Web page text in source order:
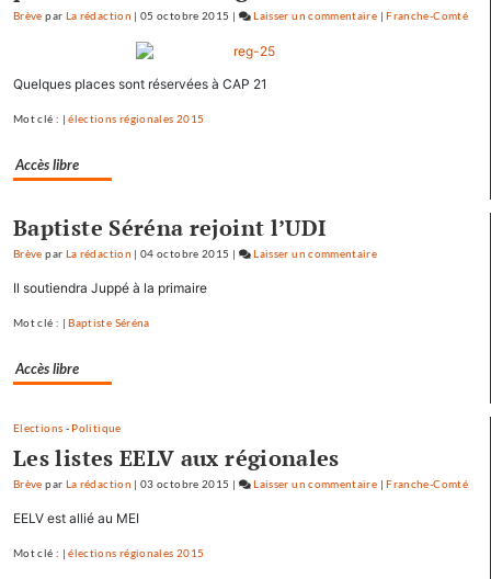
Brève par La rédaction |05 octobre 2015 | Laisser un commentaire on
|Franche-Comté
Quelques places sont réservées à CAP 21
Mot clé : |élections régionales 2015
Accès libre
Baptiste Séréna rejoint l’UDI
Brève par La rédaction |04 octobre 2015 | Laisser un commentaire
Il soutiendra Juppé à la primaire
Mot clé : |Baptiste Séréna
Accès libre
Elections - Politique
Les listes EELV aux régionales
Brève par La rédaction |03 octobre 2015 | Laisser un commentaire on
|Franche-Comté
EELV est allié au MEI
Mot clé : |élections régionales 2015